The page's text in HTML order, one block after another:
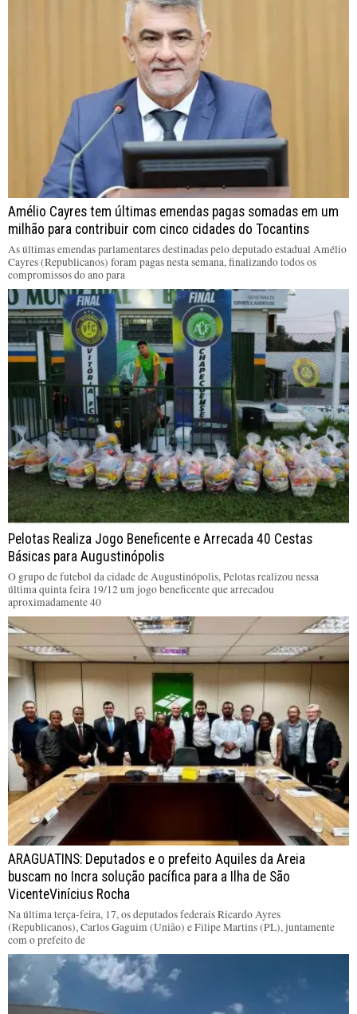
Amélio Cayres tem últimas emendas pagas somadas em um
milhão para contribuir com cinco cidades do Tocantins
As últimas emendas parlamentares destinadas pelo deputado estadual Amélio
Cayres (Republicanos) foram pagas nesta semana, finalizando todos os
compromissos do ano para
Pelotas Realiza Jogo Beneficente e Arrecada 40 Cestas
Básicas para Augustinópolis
O grupo de futebol da cidade de Augustinópolis, Pelotas realizou nessa
última quinta feira 19/12 um jogo beneficente que arrecadou
aproximadamente 40
ARAGUATINS: Deputados e o prefeito Aquiles da Areia
buscam no Incra solução pacífica para a Ilha de São
VicenteVinícius Rocha
Na última terça-feira, 17, os deputados federais Ricardo Ayres
(Republicanos), Carlos Gaguim (União) e Filipe Martins (PL), juntamente
com o prefeito de